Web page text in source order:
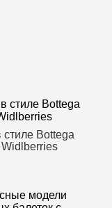
стиле Bottega